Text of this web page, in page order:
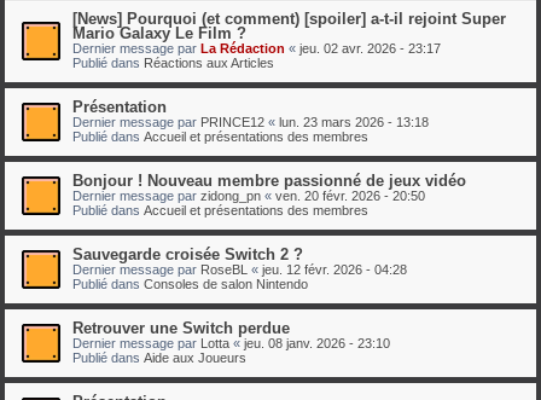
[News] Pourquoi (et comment) [spoiler] a-t-il rejoint Super
Mario Galaxy Le Film ?
Dernier message par La Rédaction « jeu. 02 avr. 2026 - 23:17
Publié dans Réactions aux Articles
Présentation
Dernier message par PRINCE12 « lun. 23 mars 2026 - 13:18
Publié dans Accueil et présentations des membres
Bonjour ! Nouveau membre passionné de jeux vidéo
Dernier message par zidong_pn « ven. 20 févr. 2026 - 20:50
Publié dans Accueil et présentations des membres
Sauvegarde croisée Switch 2 ?
Dernier message par RoseBL « jeu. 12 févr. 2026 - 04:28
Publié dans Consoles de salon Nintendo
Retrouver une Switch perdue
Dernier message par Lotta « jeu. 08 janv. 2026 - 23:10
Publié dans Aide aux Joueurs